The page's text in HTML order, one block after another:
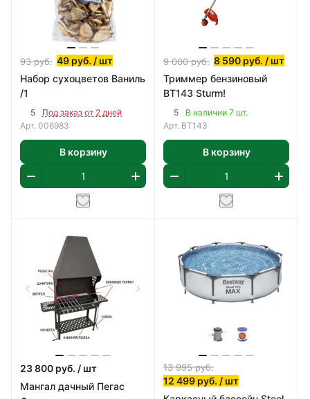
93руб. 49 руб. / шт
Набор сухоцветов Ваниль
/1
5
Под заказ от 2 дней
Арт. 006983
В корзину
9 000руб. 8 590 руб. / шт
Триммер бензиновый
BT143 Sturm!
5
В наличии 7 шт.
Арт. BT143
В корзину
23 800 руб. / шт
Мангал дачный Пегас
13 995руб.
12 499 руб. / шт